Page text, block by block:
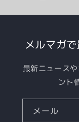
メルマガ
最新ニュース
ント
メール